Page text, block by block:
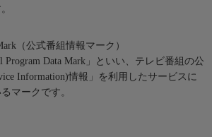
（公式番組情報マーク）
Data Mark」といい、テレビ番組の公
Information)情報」を利用したサービスに
マークです。